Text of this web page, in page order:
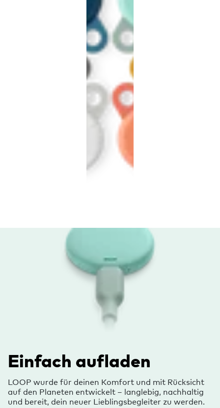
Einfach aufladen
LOOP wurde für deinen Komfort und mit Rücksicht
auf den Planeten entwickelt – langlebig, nachhaltig
und bereit, dein neuer Lieblingsbegleiter zu werden.